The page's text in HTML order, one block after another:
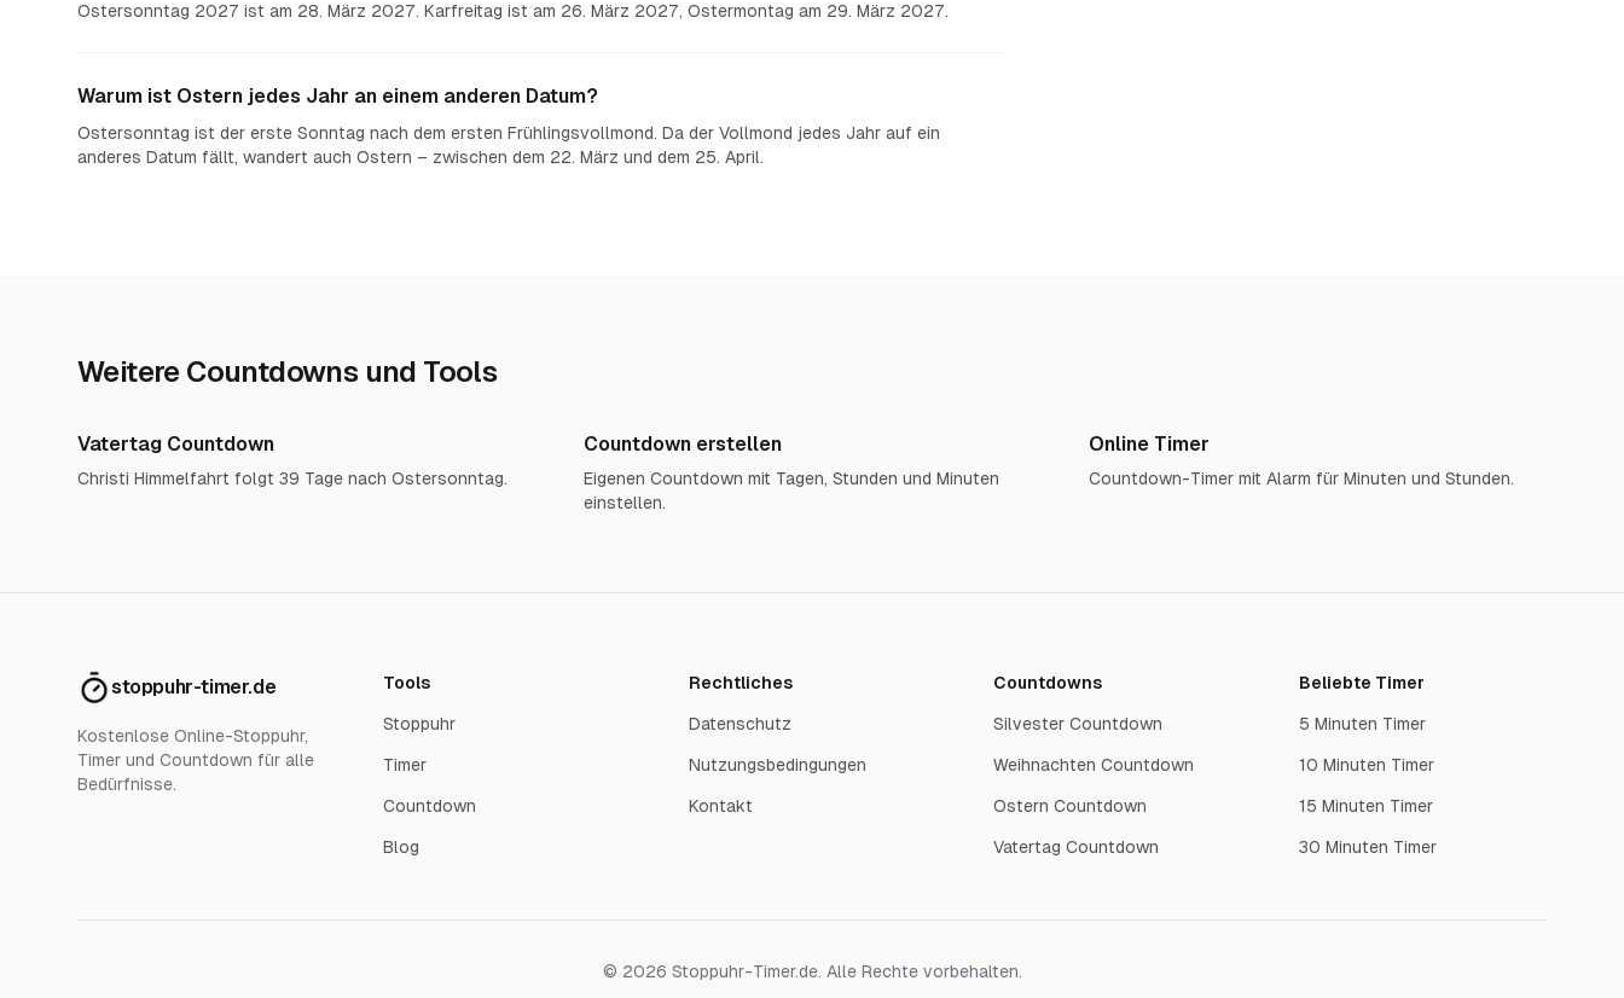
Ostersonntag 2027 ist am 28. März 2027. Karfreitag ist am 26. März 2027, Ostermontag am 29. März 2027.
Warum ist Ostern jedes Jahr an einem anderen Datum?
Ostersonntag ist der erste Sonntag nach dem ersten Frühlingsvollmond. Da der Vollmond jedes Jahr auf ein
anderes Datum fällt, wandert auch Ostern – zwischen dem 22. März und dem 25. April.
Weitere Countdowns und Tools
Vatertag Countdown
Christi Himmelfahrt folgt 39 Tage nach Ostersonntag.
Countdown erstellen
Eigenen Countdown mit Tagen, Stunden und Minuten
einstellen.
Online Timer
Countdown-Timer mit Alarm für Minuten und Stunden.
stoppuhr-timer.de
Kostenlose Online-Stoppuhr,
Timer und Countdown für alle
Bedürfnisse.
Tools
Stoppuhr
Timer
Countdown
Blog
Rechtliches
Datenschutz
Nutzungsbedingungen
Kontakt
Countdowns
Silvester Countdown
Weihnachten Countdown
Ostern Countdown
Vatertag Countdown
Beliebte Timer
5 Minuten Timer
10 Minuten Timer
15 Minuten Timer
30 Minuten Timer
© 2026 Stoppuhr-Timer.de. Alle Rechte vorbehalten.